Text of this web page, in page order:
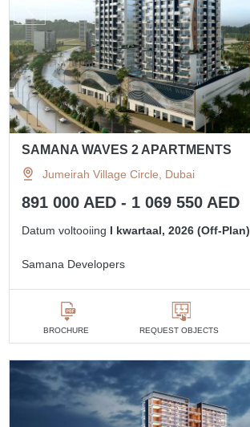
SAMANA WAVES 2 APARTMENTS
Jumeirah Village Circle, Dubai
891 000 AED - 1 069 550 AED
Datum voltooiing I kwartaal, 2026 (Off-Plan)
Samana Developers
BROCHURE REQUEST OBJECTS